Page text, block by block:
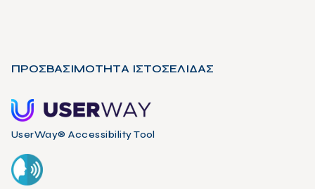
ΠΡΟΣΒΑΣΙΜΟΤΗΤΑ ΙΣΤΟΣΕΛΙΔΑΣ
UserWay® Accessibility Tool